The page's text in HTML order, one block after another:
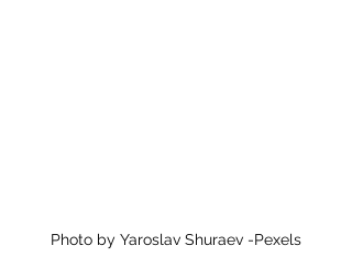
Photo by Yaroslav Shuraev -Pexels